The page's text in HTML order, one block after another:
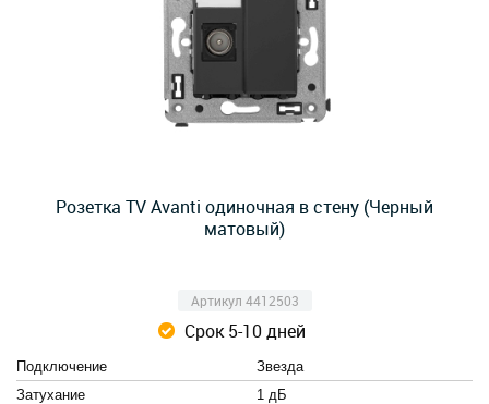
Розетка TV Avanti одиночная в стену (Черный
матовый)
Артикул 4412503
Срок 5-10 дней
Подключение
Звезда
Затухание
1 дБ